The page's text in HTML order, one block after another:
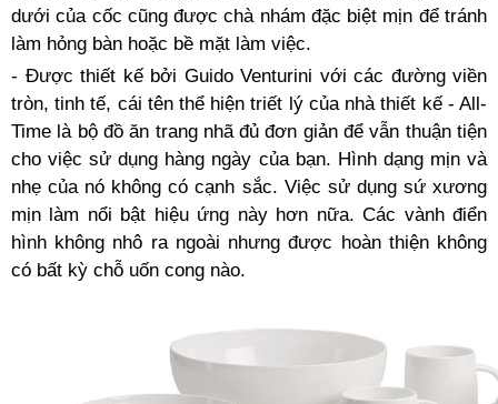
dưới của cốc cũng được chà nhám đặc biệt mịn để tránh
làm hỏng bàn hoặc bề mặt làm việc.
- Được thiết kế bởi Guido Venturini với các đường viền
tròn, tinh tế, cái tên thể hiện triết lý của nhà thiết kế - All-
Time là bộ đồ ăn trang nhã đủ đơn giản để vẫn thuận tiện
cho việc sử dụng hàng ngày của bạn. Hình dạng mịn và
nhẹ của nó không có cạnh sắc. Việc sử dụng sứ xương
mịn làm nổi bật hiệu ứng này hơn nữa. Các vành điển
hình không nhô ra ngoài nhưng được hoàn thiện không
có bất kỳ chỗ uốn cong nào.